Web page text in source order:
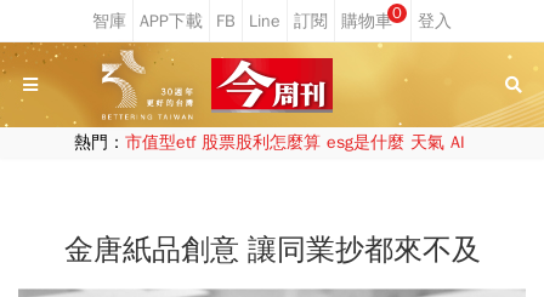
0
熱門： 市值型etf 股票股利怎麼算 esg是什麼 天氣 AI
金唐紙品創意 讓同業抄都來不及